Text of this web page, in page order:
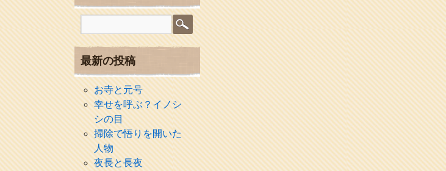
最新の投稿
お寺と元号
幸せを呼ぶ？イノシ
シの目
掃除で悟りを開いた
人物
夜長と長夜